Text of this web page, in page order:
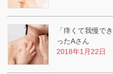
「痒くて我慢で
ったAさん
2018年1月22日